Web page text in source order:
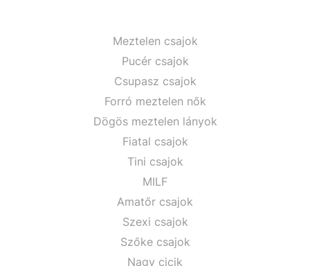
Meztelen csajok
Pucér csajok
Csupasz csajok
Forró meztelen nők
Dögös meztelen lányok
Fiatal csajok
Tini csajok
MILF
Amatőr csajok
Szexi csajok
Szőke csajok
Nagy cicik